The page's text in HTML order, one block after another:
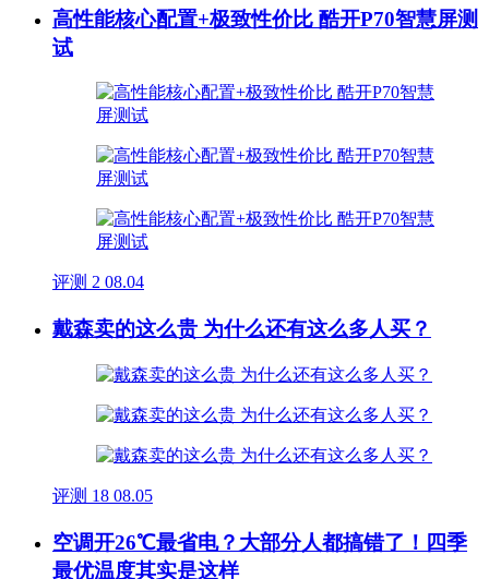
高性能核心配置+极致性价比 酷开P70智慧屏测
试
评测 2 08.04
戴森卖的这么贵 为什么还有这么多人买？
评测 18 08.05
空调开26℃最省电？大部分人都搞错了！四季
最优温度其实是这样